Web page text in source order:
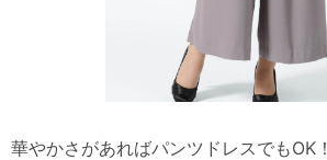
華やかさがあればパンツドレスでもOK！